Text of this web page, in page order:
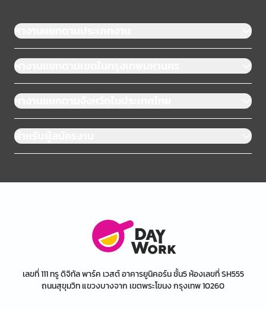
หางานแยกตามประเภทงาน
หางานแยกตามเขตในกรุงเทพมหานคร
หางานแยกตามจังหวัดในประเทศไทย
สำหรับผู้สมัครงาน
เลขที่ 111 ทรู ดิจิทัล พาร์ค เวสต์ อาคารยูนิคอร์น ชั้น5 ห้องเลขที่ SH555
ถนนสุขุมวิท แขวงบางจาก เขตพระโขนง กรุงเทพ 10260